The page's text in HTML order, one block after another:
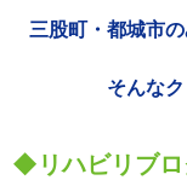
三股町・都城市
そんな
リハビリブ